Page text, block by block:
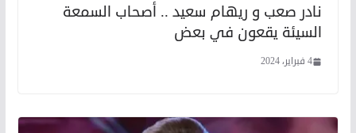
نادر صعب و ريهام سعيد .. أصحاب السمعة
السيئة يقعون في بعض
4 فبراير، 2024